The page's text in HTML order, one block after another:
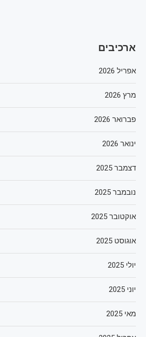
ארכיבים
אפריל 2026
מרץ 2026
פברואר 2026
ינואר 2026
דצמבר 2025
נובמבר 2025
אוקטובר 2025
אוגוסט 2025
יולי 2025
יוני 2025
מאי 2025